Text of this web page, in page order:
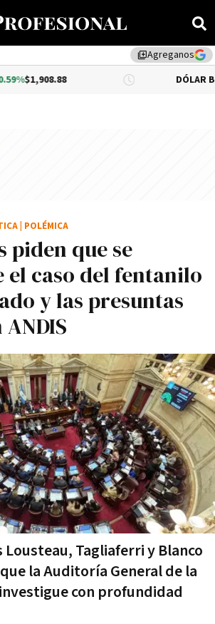
library_addAgreganos
DÓLAR BNA 0.34%
piden que se
el caso del fentanilo
y las presuntas
Lousteau, Tagliaferri y Blanco
la Auditoría General de la
con profundidad
POLÉMICA